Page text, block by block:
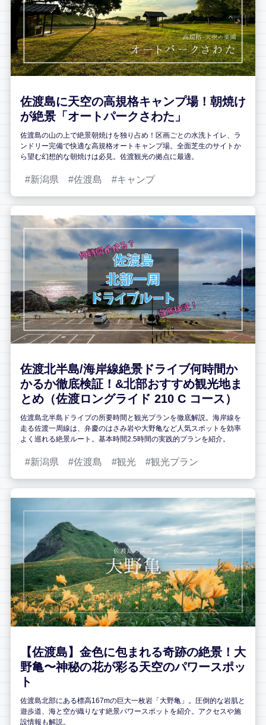
佐渡島に天空の高規格キャンプ場！朝焼け
が絶景「オートパークさわた」
佐渡島の山の上で絶景朝焼けを独り占め！区画ごとの水洗トイレ、ラ
ンドリー完備で快適な高規格オートキャンプ場。全面芝生のサイトか
ら望む幻想的な朝焼けは必見。佐渡観光の拠点に最適。
新潟県 佐渡島 キャンプ
佐渡北半島/海岸線絶景ドライブ何時間か
かるか徹底検証！&北部おすすめ観光地ま
とめ（佐渡ロングライド 210 C コース）
佐渡島北半島ドライブの所要時間と観光プランを徹底解説。海岸線を
走る佐渡一周線は、弁慶のはさみ岩や大野亀など人気スポットを効率
よく巡れる絶景ルート。基本時間2.5時間の実践的プランを紹介。
新潟県 佐渡島 観光 観光プラン
【佐渡島】金色に包まれる奇跡の絶景！大
野亀〜神秘の花が彩る天空のパワースポッ
ト
佐渡島北部にある標高167mの巨大一枚岩「大野亀」。圧倒的な岩肌と
遊歩道、海と空が織りなす絶景パワースポットを紹介。アクセスや施
設情報も解説。